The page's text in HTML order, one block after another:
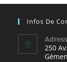
Infos De
250